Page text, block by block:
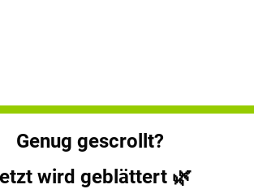
Genug gescrollt?
wird geblättert 🌿